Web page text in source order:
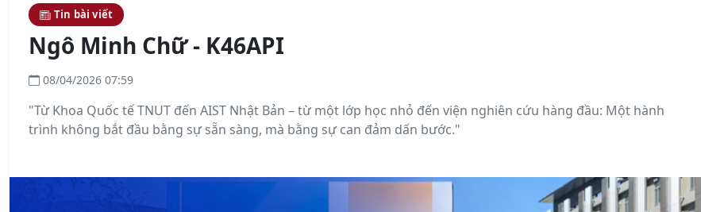
Tin bài viết
Ngô Minh Chữ - K46API
08/04/2026 07:59
"Từ Khoa Quốc tế TNUT đến AIST Nhật Bản – từ một lớp học nhỏ đến viện nghiên cứu hàng đầu: Một hành
trình không bắt đầu bằng sự sẵn sàng, mà bằng sự can đảm dấn bước."